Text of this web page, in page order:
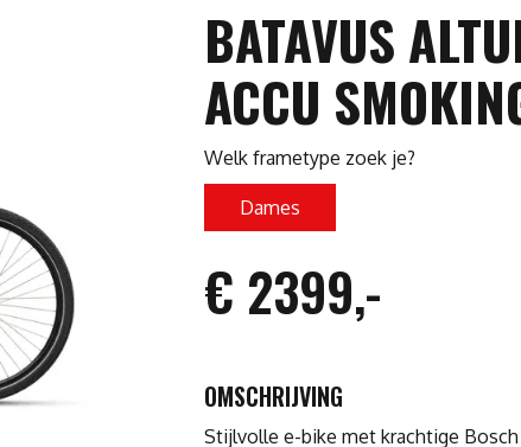
BATAVUS
ACCU
Welk frametype zoek je?
Dames
€ 2399,-
OMSCHRIJVING
Stijlvolle e-bike met krachtige